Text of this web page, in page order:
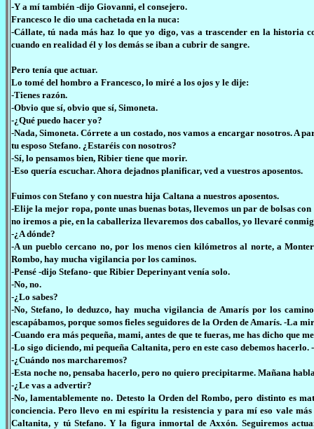
-Y a mí también -dijo Giovanni, el consejero.
Francesco le dio una cachetada en la nuca:
-Cállate, tú nada más haz lo que yo digo, vas a trascender en la historia
cuando en realidad él y los demás se iban a cubrir de sangre.
Pero tenía que actuar.
Lo tomé del hombro a Francesco, lo miré a los ojos y le dije:
-Tienes razón.
-Obvio que sí, obvio que sí, Simoneta.
-¿Qué puedo hacer yo?
-Nada, Simoneta. Córrete a un costado, nos vamos a encargar nosotros. A
tu esposo Stefano. ¿Estaréis con nosotros?
-Sí, lo pensamos bien, Ribier tiene que morir.
-Eso quería escuchar. Ahora dejadnos planificar, ved a vuestros aposentos.
Fuimos con Stefano y con nuestra hija Caltana a nuestros aposentos.
-Elije la mejor ropa, ponte unas buenas botas, llevemos un par de bolsas
no iremos a pie, en la caballeriza llevaremos dos caballos, yo llevaré
-¿A dónde?
-A un pueblo cercano no, por los menos cien kilómetros al norte, a
Rombo, hay mucha vigilancia por los caminos.
-Pensé -dijo Stefano- que Ribier Deperinyant venía solo.
-No, no.
-¿Lo sabes?
-No, Stefano, lo deduzco, hay mucha vigilancia de Amarís por los
escapábamos, porque somos fieles seguidores de la Orden de Amarís. -La
-Cuando era más pequeña, mami, antes de que te fueras, me has dicho que
-Lo sigo diciendo, mi pequeña Caltanita, pero en este caso debemos
-¿Cuándo nos marcharemos?
-Esta noche no, pensaba hacerlo, pero no quiero precipitarme. Mañana
-¿Le vas a advertir?
-No, lamentablemente no. Detesto la Orden del Rombo, pero distinto es
conciencia. Pero llevo en mi espíritu la resistencia y para mí eso vale
Caltanita, y tú Stefano. Y la figura inmortal de Axxón. Seguiremos